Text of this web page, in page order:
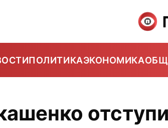
ПОЛИТИКАЭКОНОМИКА